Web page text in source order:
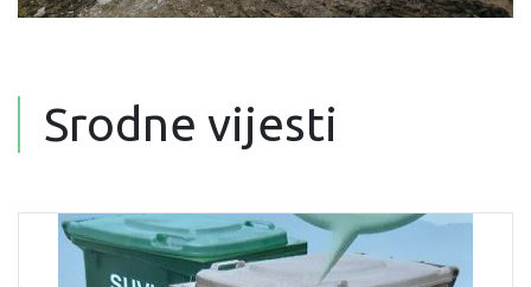
Srodne vijesti